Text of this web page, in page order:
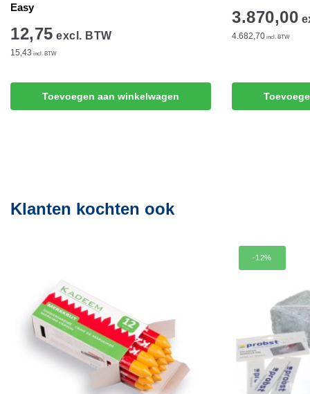
Easy
12,75 excl. BTW
15,43 incl. BTW
Toevoegen aan winkelwagen
3.870,00
4.682,70 incl. BTW
Klanten kochten ook
-12%